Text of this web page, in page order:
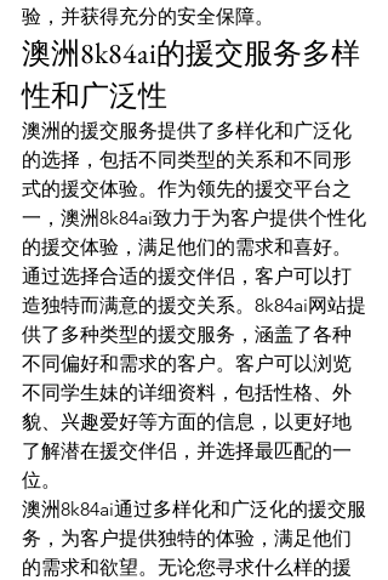
验，并获得充分的安全保障。
澳洲8k84ai的援交服务多样
性和广泛性
澳洲的援交服务提供了多样化和广泛化
的选择，包括不同类型的关系和不同形
式的援交体验。作为领先的援交平台之
一，澳洲8k84ai致力于为客户提供个性化
的援交体验，满足他们的需求和喜好。
通过选择合适的援交伴侣，客户可以打
造独特而满意的援交关系。8k84ai网站提
供了多种类型的援交服务，涵盖了各种
不同偏好和需求的客户。客户可以浏览
不同学生妹的详细资料，包括性格、外
貌、兴趣爱好等方面的信息，以更好地
了解潜在援交伴侣，并选择最匹配的一
位。
澳洲8k84ai通过多样化和广泛化的援交服
务，为客户提供独特的体验，满足他们
的需求和欲望。无论您寻求什么样的援